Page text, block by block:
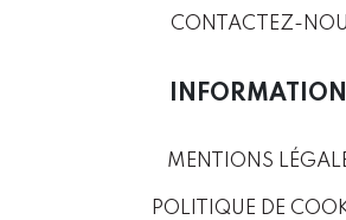
CONTACTEZ-
MENTIONS
POLITIQUE DE